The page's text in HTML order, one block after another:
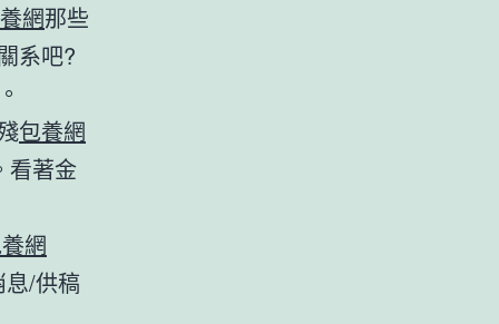
網那些
系吧?
包養網
看著金
網
息/供稿